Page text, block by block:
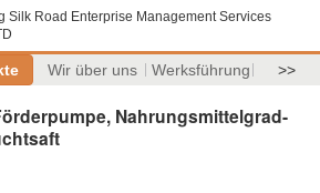
Silk Road Enterprise Management Services
Wir über uns Werksführung >>
Nahrungsmittelgrad-